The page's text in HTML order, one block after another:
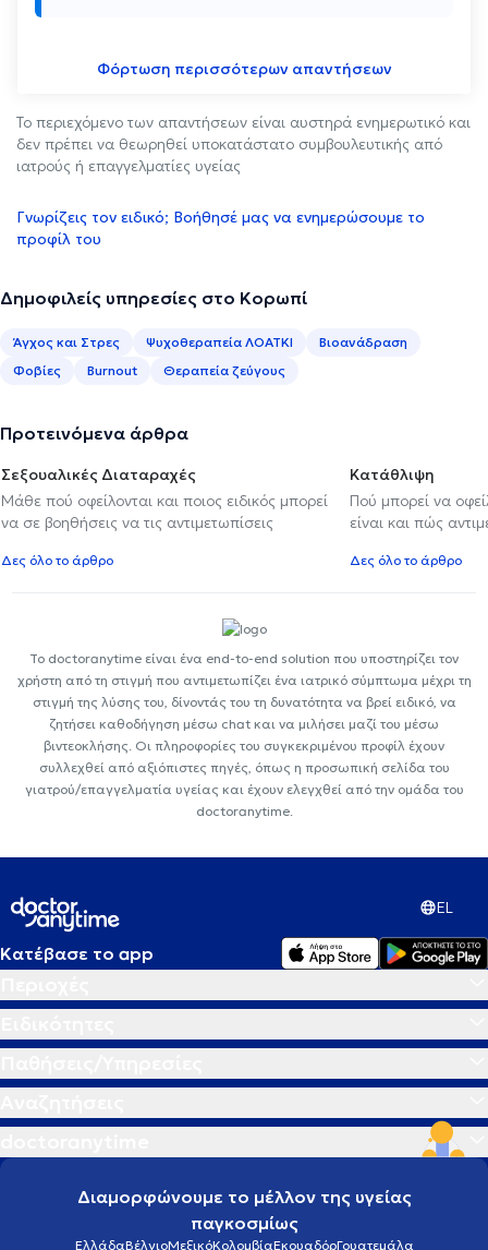
Φόρτωση περισσότερων απαντήσεων
Το περιεχόμενο των απαντήσεων είναι αυστηρά ενημερωτικό και
δεν πρέπει να θεωρηθεί υποκατάστατο συμβουλευτικής από
ιατρούς ή επαγγελματίες υγείας
Γνωρίζεις τον ειδικό; Βοήθησέ μας να ενημερώσουμε το
προφίλ του
Δημοφιλείς υπηρεσίες στο Κορωπί
Άγχος και Στρες Ψυχοθεραπεία ΛΟΑΤΚΙ
Βιοανάδραση
Φοβίες
Burnout Θεραπεία ζεύγους
Προτεινόμενα άρθρα
Σεξουαλικές Διαταραχές
Μάθε πού οφείλονται και ποιος ειδικός μπορεί
να σε βοηθήσεις να τις αντιμετωπίσεις
Δες όλο το άρθρο
Κατάθλιψη
Πού μπορεί να
είναι και πώς
Δες όλο το άρθρο
Το doctoranytime είναι ένα end-to-end solution που υποστηρίζει τον
χρήστη από τη στιγμή που αντιμετωπίζει ένα ιατρικό σύμπτωμα μέχρι τη
στιγμή της λύσης του, δίνοντάς του τη δυνατότητα να βρεί ειδικό, να
ζητήσει καθοδήγηση μέσω chat και να μιλήσει μαζί του μέσω
βιντεοκλήσης. Οι πληροφορίες του συγκεκριμένου προφίλ έχουν
συλλεχθεί από αξιόπιστες πηγές, όπως η προσωπική σελίδα του
γιατρού/επαγγελματία υγείας και έχουν ελεγχθεί από την ομάδα του
doctoranytime.
EL
Κατέβασε το app
Διαμορφώνουμε το μέλλον της υγείας
παγκοσμίως
ΕλλάδαΒέλγιοΜεξικόΚολομβίαΕκουαδόρΓουατεμάλα